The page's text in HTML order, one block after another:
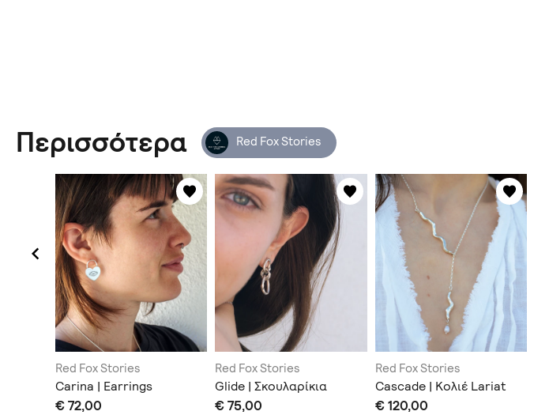
Περισσότερα Red Fox Stories
Red Fox Stories
Carina | Earrings
€ 72,00
Red Fox Stories
Glide | Σκουλαρίκια
€ 75,00
Red Fox Stories
Cascade | Κολιέ Lariat
€ 120,00